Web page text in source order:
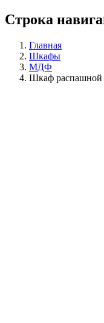
Строка
Главная
Шкафы
МДФ
Шкаф распашной